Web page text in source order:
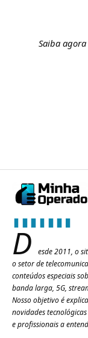
Saiba
D
esde 2011, o
o setor de
conteúdos especiais
banda larga, 5G,
Nosso objetivo é
novidades
e profissionais a